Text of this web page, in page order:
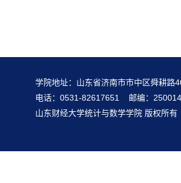
学院地址：山东省济南市市中区舜耕路
电话：0531-82617651 邮编：250014
山东财经大学统计与数学学院 版权所有